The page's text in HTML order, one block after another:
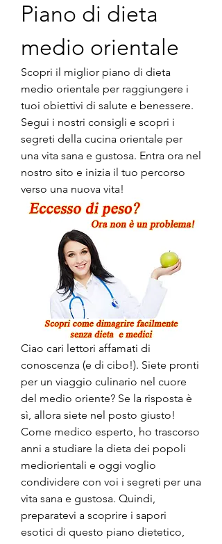
Piano di dieta
medio orientale
Scopri il miglior piano di dieta
medio orientale per raggiungere i
tuoi obiettivi di salute e benessere.
Segui i nostri consigli e scopri i
segreti della cucina orientale per
una vita sana e gustosa. Entra ora nel
nostro sito e inizia il tuo percorso
verso una nuova vita!
Ciao cari lettori affamati di
conoscenza (e di cibo!). Siete pronti
per un viaggio culinario nel cuore
del medio oriente? Se la risposta è
sì, allora siete nel posto giusto!
Come medico esperto, ho trascorso
anni a studiare la dieta dei popoli
mediorientali e oggi voglio
condividere con voi i segreti per una
vita sana e gustosa. Quindi,
preparatevi a scoprire i sapori
esotici di questo piano dietetico,